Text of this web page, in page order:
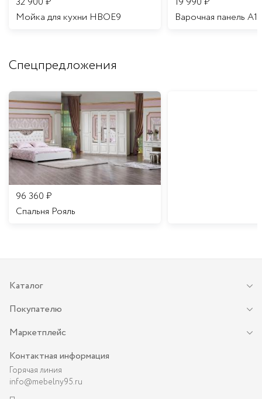
Мойка для кухни HBOE9
Варочная панель A16
Спецпредложения
96 360 ₽
Спальня Рояль
Каталог
Покупателю
Маркетплейс
Контактная информация
Горячая линия
info@mebelny95.ru